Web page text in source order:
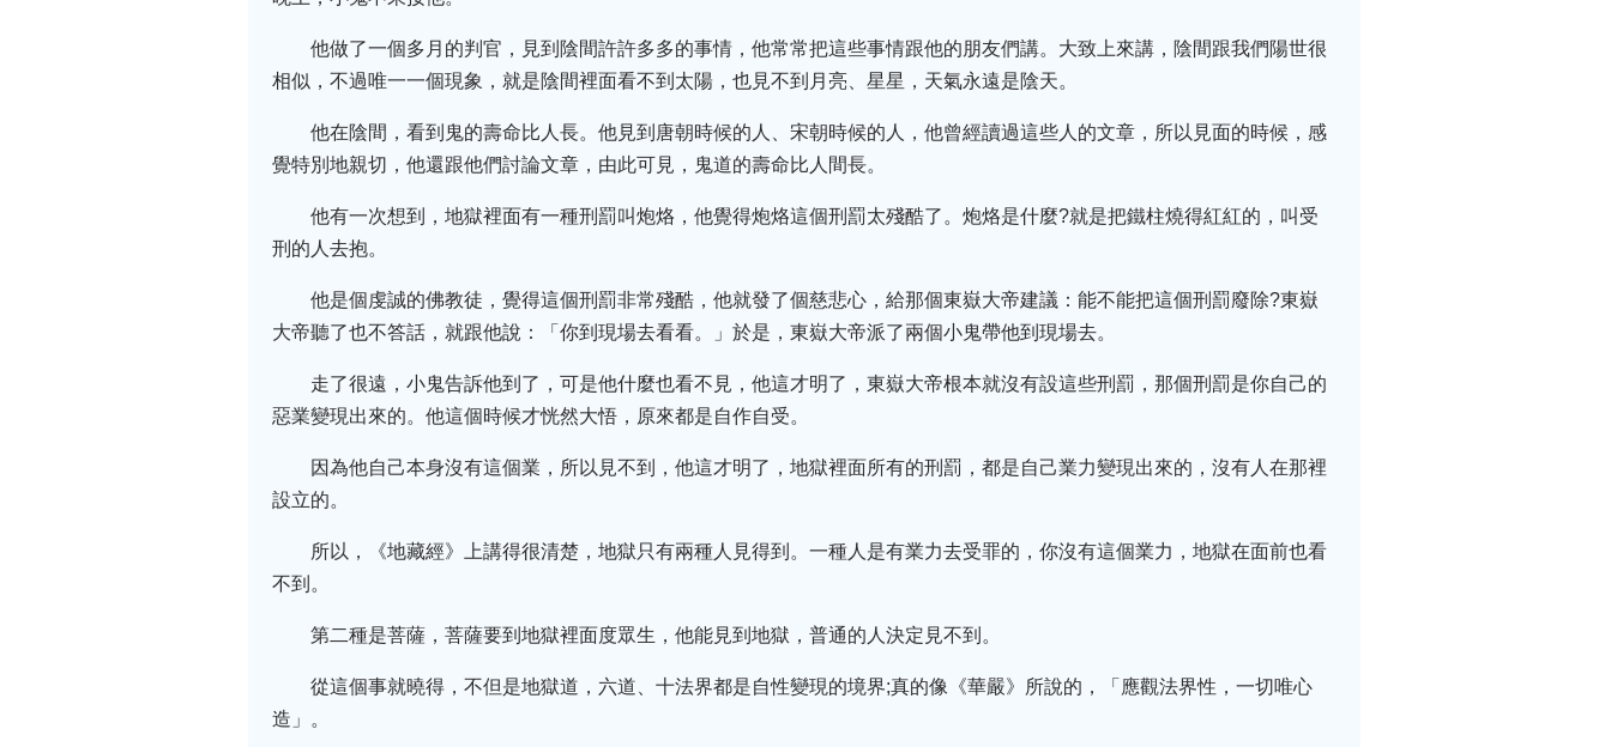
他做了一個多月的判官，見到陰間許許多多的事情，他常常把這些事情跟他的朋友們講。大致上來講，陰間跟我們陽世很
相似，不過唯一一個現象，就是陰間裡面看不到太陽，也見不到月亮、星星，天氣永遠是陰天。
他在陰間，看到鬼的壽命比人長。他見到唐朝時候的人、宋朝時候的人，他曾經讀過這些人的文章，所以見面的時候，感
覺特別地親切，他還跟他們討論文章，由此可見，鬼道的壽命比人間長。
他有一次想到，地獄裡面有一種刑罰叫炮烙，他覺得炮烙這個刑罰太殘酷了。炮烙是什麼?就是把鐵柱燒得紅紅的，叫受
刑的人去抱。
他是個虔誠的佛教徒，覺得這個刑罰非常殘酷，他就發了個慈悲心，給那個東嶽大帝建議：能不能把這個刑罰廢除?東嶽
大帝聽了也不答話，就跟他說：「你到現場去看看。」於是，東嶽大帝派了兩個小鬼帶他到現場去。
走了很遠，小鬼告訴他到了，可是他什麼也看不見，他這才明了，東嶽大帝根本就沒有設這些刑罰，那個刑罰是你自己的
惡業變現出來的。他這個時候才恍然大悟，原來都是自作自受。
因為他自己本身沒有這個業，所以見不到，他這才明了，地獄裡面所有的刑罰，都是自己業力變現出來的，沒有人在那裡
設立的。
所以，《地藏經》上講得很清楚，地獄只有兩種人見得到。一種人是有業力去受罪的，你沒有這個業力，地獄在面前也看
不到。
第二種是菩薩，菩薩要到地獄裡面度眾生，他能見到地獄，普通的人決定見不到。
從這個事就曉得，不但是地獄道，六道、十法界都是自性變現的境界;真的像《華嚴》所說的，「應觀法界性，一切唯心
造」。